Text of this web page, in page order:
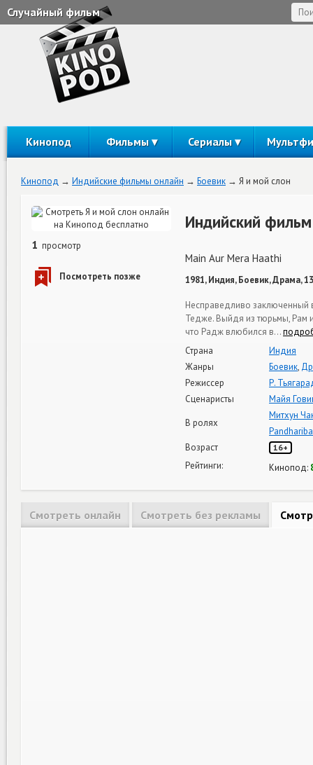
Случайный фильм
Кинопод Фильмы Сериалы
Кинопод Индийские фильмы онлайн Боевик Я и мой слон
1 просмотр
Индийский
Main Aur Mera Haathi
1981, Индия, Боевик, Драма,
Несправедливо заключенный
Тедже. Выйдя из тюрьмы, Рам
что Радж влюбился в…
Страна
Индия
Жанры
Боевик,
Режиссер
Р.
Сценаристы
Майя
В ролях
Митхун
Возраст
16+
Рейтинги: Кинопод:
Смотреть онлайн Смотреть без рекламы